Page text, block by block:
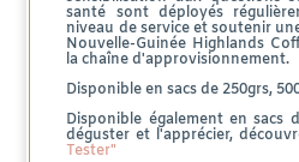
santé sont déployés
niveau de service et soutenir
Nouvelle-Guinée Highlands
la chaîne d'approvisionnement.
Disponible en sacs de 250grs,
Disponible également en sacs
déguster et l'apprécier,
Tester"